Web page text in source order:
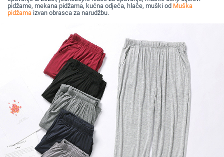
pidžame, mekana pidžama, kućna odjeća, hlače, muški od Muška
pidžama izvan obrasca za narudžbu.